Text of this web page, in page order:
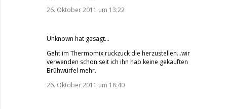
26. Oktober 2011 um 13:22
Unknown hat gesagt…
Geht im Thermomix ruckzuck die herzustellen...wir
verwenden schon seit ich ihn hab keine gekauften
Brühwürfel mehr.
26. Oktober 2011 um 18:40